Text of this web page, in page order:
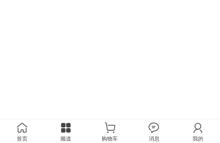
首页 频道 购物车 消息 我的